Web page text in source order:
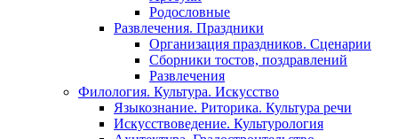
Родословные
Развлечения. Праздники
Организация праздников. Сценарии
Сборники тостов, поздравлений
Развлечения
Филология. Культура. Искусство
Языкознание. Риторика. Культура речи
Искусствоведение. Культурология